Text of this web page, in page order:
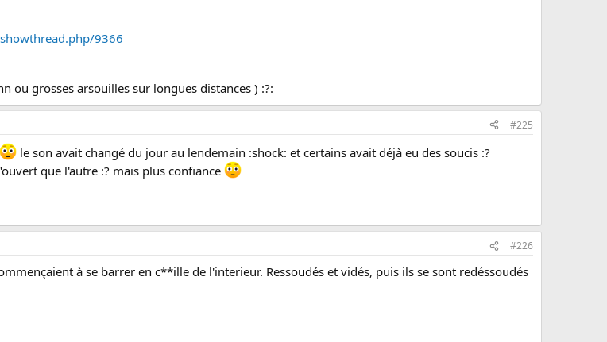
9366
ou grosses arsouilles sur longues distances ) :?:
#225
le son avait changé du jour au lendemain :shock: et certains avait déjà eu des soucis :?
que l'autre :? mais plus confiance
#226
à se barrer en c**ille de l'interieur. Ressoudés et vidés, puis ils se sont redéssoudés